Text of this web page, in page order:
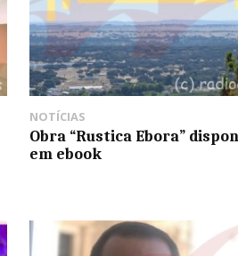
NOTÍCIAS
Obra “Rustica Ebora”
em ebook